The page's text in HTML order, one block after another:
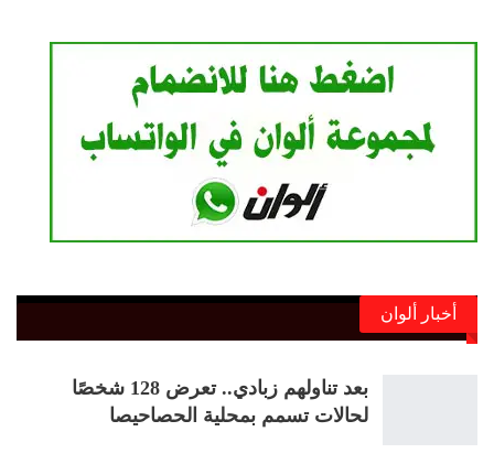
أخبار ألوان
بعد تناولهم زبادي.. تعرض 128 شخصًا
لحالات تسمم بمحلية الحصاحيصا